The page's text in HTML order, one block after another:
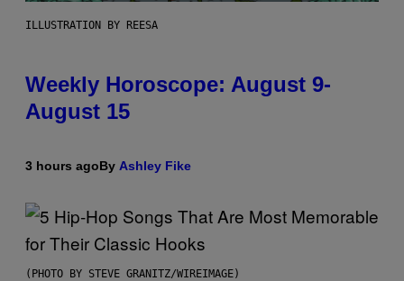
ILLUSTRATION BY REESA
Weekly Horoscope: August 9-
August 15
3 hours agoBy Ashley Fike
(PHOTO BY STEVE GRANITZ/WIREIMAGE)